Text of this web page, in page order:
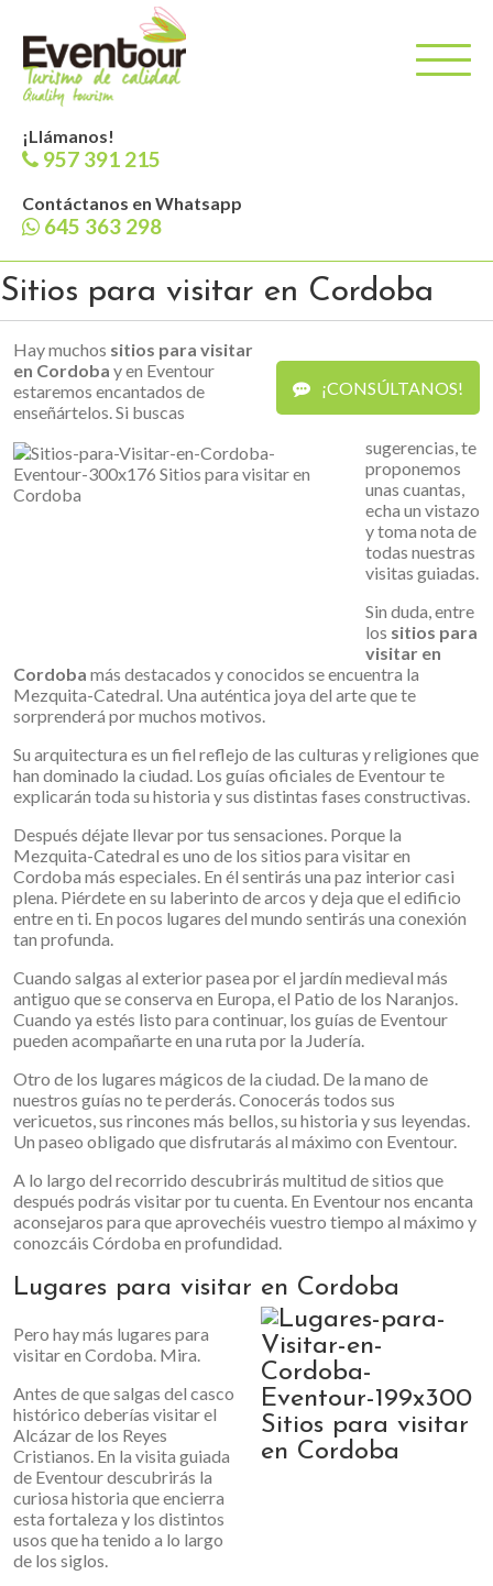
¡Llámanos!
957 391 215
Contáctanos en Whatsapp
645 363 298
Sitios para visitar en Cordoba
¡CONSÚLTANOS!
Hay muchos sitios para visitar
en Cordoba y en Eventour
estaremos encantados de
enseñártelos. Si buscas
sugerencias, te
proponemos
unas cuantas,
echa un vistazo
y toma nota de
todas nuestras
visitas guiadas.
Sin duda, entre
los sitios para
visitar en
Cordoba más destacados y conocidos se encuentra la
Mezquita-Catedral. Una auténtica joya del arte que te
sorprenderá por muchos motivos.
Su arquitectura es un fiel reflejo de las culturas y religiones que
han dominado la ciudad. Los guías oficiales de Eventour te
explicarán toda su historia y sus distintas fases constructivas.
Después déjate llevar por tus sensaciones. Porque la
Mezquita-Catedral es uno de los sitios para visitar en
Cordoba más especiales. En él sentirás una paz interior casi
plena. Piérdete en su laberinto de arcos y deja que el edificio
entre en ti. En pocos lugares del mundo sentirás una conexión
tan profunda.
Cuando salgas al exterior pasea por el jardín medieval más
antiguo que se conserva en Europa, el Patio de los Naranjos.
Cuando ya estés listo para continuar, los guías de Eventour
pueden acompañarte en una ruta por la Judería.
Otro de los lugares mágicos de la ciudad. De la mano de
nuestros guías no te perderás. Conocerás todos sus
vericuetos, sus rincones más bellos, su historia y sus leyendas.
Un paseo obligado que disfrutarás al máximo con Eventour.
A lo largo del recorrido descubrirás multitud de sitios que
después podrás visitar por tu cuenta. En Eventour nos encanta
aconsejaros para que aprovechéis vuestro tiempo al máximo y
conozcáis Córdoba en profundidad.
Lugares para visitar en Cordoba
Pero hay más lugares para
visitar en Cordoba. Mira.
Antes de que salgas del casco
histórico deberías visitar el
Alcázar de los Reyes
Cristianos. En la visita guiada
de Eventour descubrirás la
curiosa historia que encierra
esta fortaleza y los distintos
usos que ha tenido a lo largo
de los siglos.